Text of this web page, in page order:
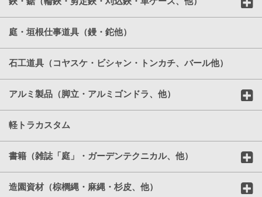
庭・垣根仕事道具（鏝・鉈他）
石工道具（コヤスケ・ビシャン・トンカチ、バール他）
アルミ製品（脚立・アルミゴンドラ、他）
軽トラカスタム
書籍（雑誌「庭」・ガーデンテクニカル、他）
造園資材（棕櫚縄・麻縄・杉皮、他）